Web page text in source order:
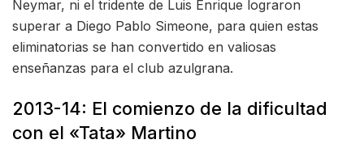
Neymar, ni el tridente de Luis Enrique lograron
superar a Diego Pablo Simeone, para quien estas
eliminatorias se han convertido en valiosas
enseñanzas para el club azulgrana.
2013-14: El comienzo de la dificultad
con el «Tata» Martino